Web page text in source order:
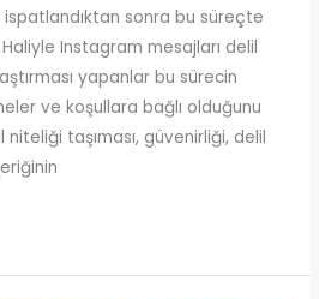
sonra bu süreçte
Instagram mesajları delil
yapanlar bu sürecin
ve koşullara bağlı olduğunu
niteliği taşıması, güvenirliği, delil